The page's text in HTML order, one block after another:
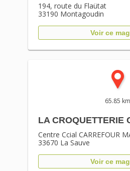
194, route du Flaütat
33190 Montagoudin
Voir ce
65.85 km
LA CROQUETTERIE
Centre Ccial CARREFOUR
33670 La Sauve
Voir ce